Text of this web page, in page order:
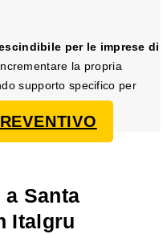
per le imprese di
la propria
supporto specifico per
Santa
Italgru